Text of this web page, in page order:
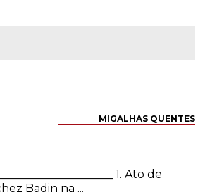
MIGALHAS QUENTES
1. Ato de
Badin na ...